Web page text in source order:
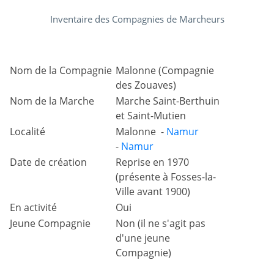
Inventaire des Compagnies de Marcheurs
Nom de la Compagnie Malonne (Compagnie
des Zouaves)
Nom de la Marche
Marche Saint-Berthuin
et Saint-Mutien
Localité
Malonne - Namur
- Namur
Date de création
Reprise en 1970
(présente à Fosses-la-
Ville avant 1900)
En activité
Oui
Jeune Compagnie
Non (il ne s'agit pas
d'une jeune
Compagnie)